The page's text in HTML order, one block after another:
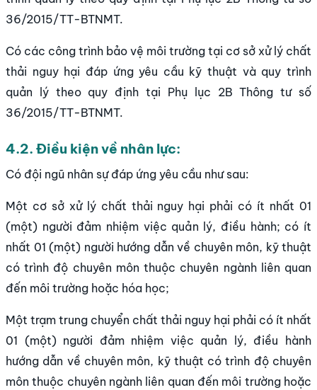
36/2015/TT-BTNMT.
Có các công trình bảo vệ môi trường tại cơ sở xử lý chất
thải nguy hại đáp ứng yêu cầu kỹ thuật và quy trình
quản lý theo quy định tại Phụ lục 2B Thông tư số
36/2015/TT-BTNMT.
4.2. Điều kiện về nhân lực:
Có đội ngũ nhân sự đáp ứng yêu cầu như sau:
Một cơ sở xử lý chất thải nguy hại phải có ít nhất 01
(một) người đảm nhiệm việc quản lý, điều hành; có ít
nhất 01 (một) người hướng dẫn về chuyên môn, kỹ thuật
có trình độ chuyên môn thuộc chuyên ngành liên quan
đến môi trường hoặc hóa học;
Một trạm trung chuyển chất thải nguy hại phải có ít nhất
01 (một) người đảm nhiệm việc quản lý, điều hành
hướng dẫn về chuyên môn, kỹ thuật có trình độ chuyên
môn thuộc chuyên ngành liên quan đến môi trường hoặc